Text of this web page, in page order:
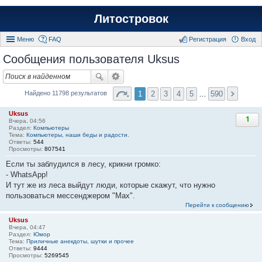
Литостровок
Меню FAQ Вход
Регистрация
Сообщения пользователя Uksus
Найдено 11798 результатов 1 2 3 4 5 590
Uksus
Вчера, 04:56
Раздел: Компьютеры
Тема: Компьютеры, наши беды и радости.
Ответы: 544
Просмотры: 807541
1
Если ты заблудился в лесу, крикни громко:
- WhаtsАрр!
И тут же из леса выйдут люди, которые скажут, что нужно
пользоваться мессенджером "Мах".
Перейти к сообщению
Uksus
Вчера, 04:47
Раздел: Юмор
Тема: Приличные анекдоты, шутки и прочее
Ответы: 9444
Просмотры: 5269545